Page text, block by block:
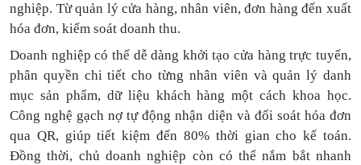
nghiệp. Từ quản lý cửa hàng, nhân viên, đơn hàng đến xuất
hóa đơn, kiểm soát doanh thu.
Doanh nghiệp có thể dễ dàng khởi tạo cửa hàng trực tuyến,
phân quyền chi tiết cho từng nhân viên và quản lý danh
mục sản phẩm, dữ liệu khách hàng một cách khoa học.
Công nghệ gạch nợ tự động nhận diện và đối soát hóa đơn
qua QR, giúp tiết kiệm đến 80% thời gian cho kế toán.
Đồng thời, chủ doanh nghiệp còn có thể nắm bắt nhanh